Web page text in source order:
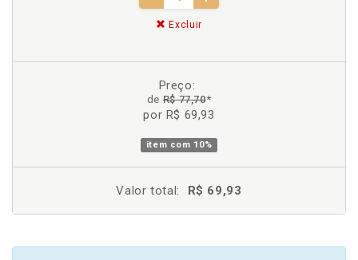
Excluir
Preço:
deR$ 77,70*
por R$ 69,93
item com 10%
Valor total: R$ 69,93